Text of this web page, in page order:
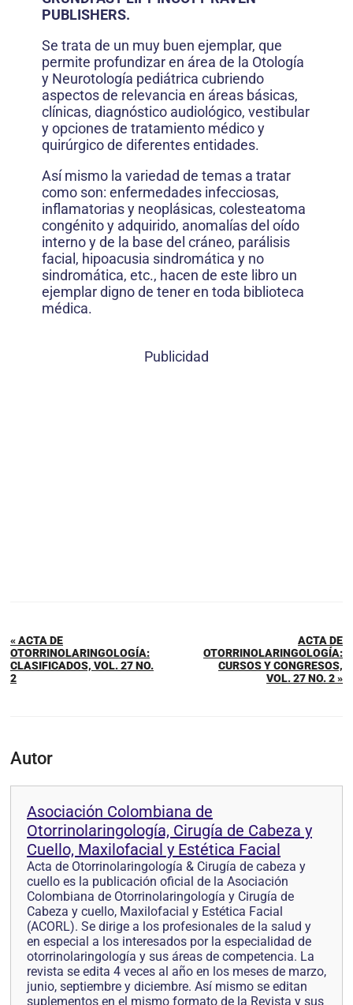
PUBLISHERS.
Se trata de un muy buen ejemplar, que
permite profundizar en área de la Otología
y Neurotología pediátrica cubriendo
aspectos de relevancia en áreas básicas,
clínicas, diagnóstico audiológico, vestibular
y opciones de tratamiento médico y
quirúrgico de diferentes entidades.
Así mismo la variedad de temas a tratar
como son: enfermedades infecciosas,
inflamatorias y neoplásicas, colesteatoma
congénito y adquirido, anomalías del oído
interno y de la base del cráneo, parálisis
facial, hipoacusia sindromática y no
sindromática, etc., hacen de este libro un
ejemplar digno de tener en toda biblioteca
médica.
Publicidad
« ACTA DE
OTORRINOLARINGOLOGÍA:
CLASIFICADOS, VOL. 27 NO.
2
ACTA DE
OTORRINOLARINGOLOGÍA:
CURSOS Y CONGRESOS,
VOL. 27 NO. 2 »
Autor
Asociación Colombiana de
Otorrinolaringología, Cirugía de Cabeza y
Cuello, Maxilofacial y Estética Facial
Acta de Otorrinolaringología & Cirugía de cabeza y
cuello es la publicación oficial de la Asociación
Colombiana de Otorrinolaringología y Cirugía de
Cabeza y cuello, Maxilofacial y Estética Facial
(ACORL). Se dirige a los profesionales de la salud y
en especial a los interesados por la especialidad de
otorrinolaringología y sus áreas de competencia. La
revista se edita 4 veces al año en los meses de marzo,
junio, septiembre y diciembre. Así mismo se editan
suplementos en el mismo formato de la Revista y sus